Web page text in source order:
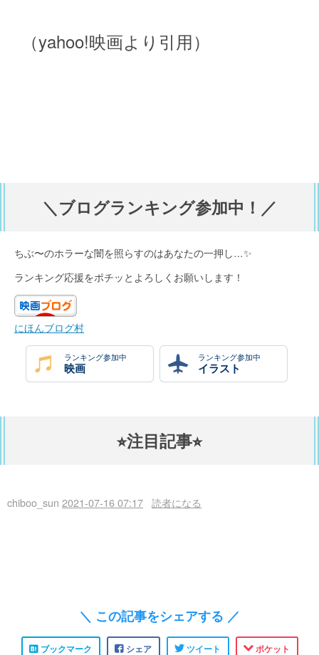
（yahoo!映画より引用）
＼ブログランキング参加中！／
ちぶ〜のホラーな闇を照らすのはあなたの一押し…✨
ランキング応援をポチッとよろしくお願いします！
にほんブログ村
ランキング参加中
映画
ランキング参加中
イラスト
⭐︎注目記事⭐︎
chiboo_sun 2021-07-16 07:17 読者になる
＼ この記事をシェアする ／
ブックマーク シェア ツイート ポケット